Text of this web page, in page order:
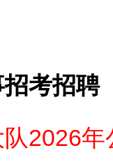
考招聘
2026